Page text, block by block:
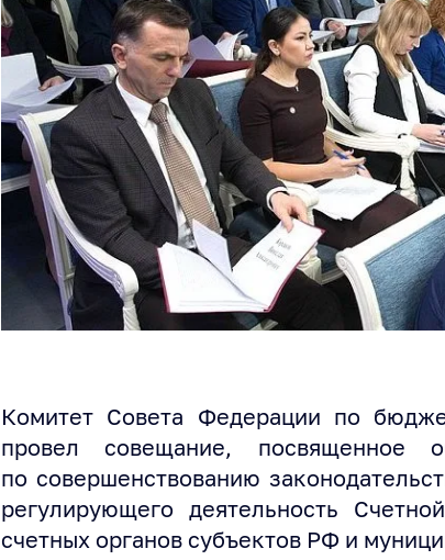
Комитет Совета Федерации по
провел совещание, посвященное
по совершенствованию
регулирующего деятельность
счетных органов субъектов РФ и